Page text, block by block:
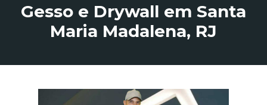
IMPERMEABILIZAÇÃO
MARIDO DE ALUGUEL
PINTURA
Gesso e Drywall em Santa
Maria Madalena, RJ